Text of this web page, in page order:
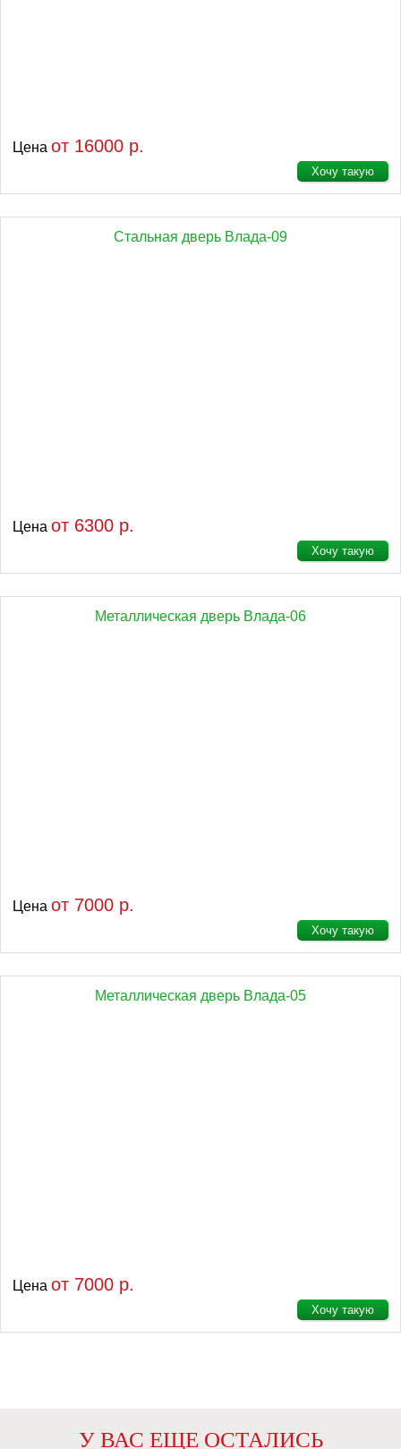
Цена от 16000 р.
Хочу такую
Стальная дверь Влада-09
Цена от 6300 р.
Хочу такую
Металлическая дверь Влада-06
Цена от 7000 р.
Хочу такую
Металлическая дверь Влада-05
Цена от 7000 р.
Хочу такую
У ВАС ЕЩЕ ОСТАЛИСЬ